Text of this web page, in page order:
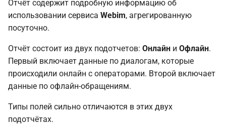
Отчёт содержит подробную информацию об
использовании сервиса Webim, агрегированную
посуточно.
Отчёт состоит из двух подотчетов: Онлайн и Офлайн.
Первый включает данные по диалогам, которые
происходили онлайн с операторами. Второй включает
данные по офлайн-обращениям.
Типы полей сильно отличаются в этих двух
подотчётах.